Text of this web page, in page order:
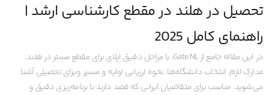
تحصیل در هلند در مقطع کارشناسی ارشد |
راهنمای کامل 2025
در این مقاله جامع از Gate NL، با مراحل دقیق اپلای برای مقطع مستر در هلند،
مدارک لازم، انتخاب دانشگاه‌ها، نحوه ارزیابی اولیه و مسیر ویزای تحصیلی آشنا
می‌شوید. مناسب برای متقاضیان ایرانی که قصد دارند با برنامه‌ریزی دقیق و